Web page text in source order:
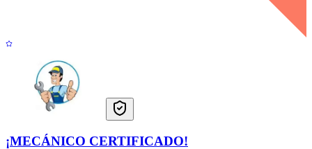
¡MECÁNICO CERTIFICADO!